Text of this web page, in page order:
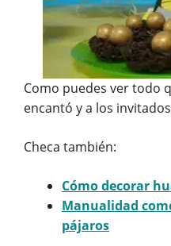
Como puedes ver todo
encantó y a los
Checa también:
Cómo decorar
Manualidad
pájaros